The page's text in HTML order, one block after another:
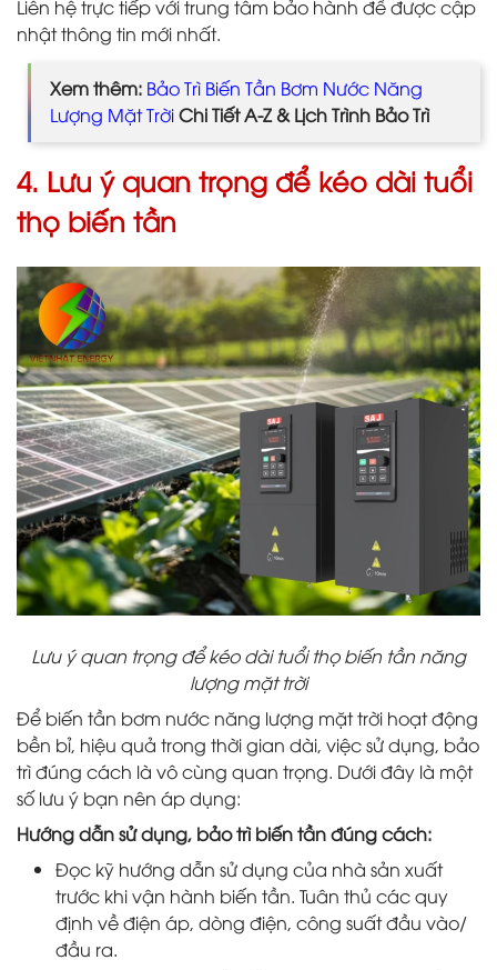
Liên hệ trực tiếp với trung tâm bảo hành để được cập
nhật thông tin mới nhất.
Xem thêm: Bảo Trì Biến Tần Bơm Nước Năng
Lượng Mặt TrờiChi Tiết A-Z & Lịch Trình Bảo Trì
4. Lưu ý quan trọng để kéo dài tuổi
thọ biến tần
Lưu ý quan trọng để kéo dài tuổi thọ biến tần năng
lượng mặt trời
Để biến tần bơm nước năng lượng mặt trời hoạt động
bền bỉ, hiệu quả trong thời gian dài, việc sử dụng, bảo
trì đúng cách là vô cùng quan trọng. Dưới đây là một
số lưu ý bạn nên áp dụng:
Hướng dẫn sử dụng, bảo trì biến tần đúng cách:
Đọc kỹ hướng dẫn sử dụng của nhà sản xuất
trước khi vận hành biến tần. Tuân thủ các quy
định về điện áp, dòng điện, công suất đầu vào/
đầu ra.